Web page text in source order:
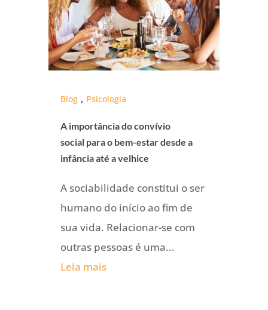
Blog , Psicologia
A importância do convívio
social para o bem-estar desde a
infância até a velhice
A sociabilidade constitui o ser
humano do início ao fim de
sua vida. Relacionar-se com
outras pessoas é uma...
Leia mais